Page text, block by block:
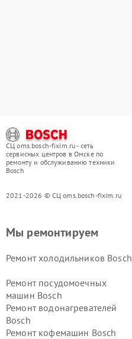
СЦ oms.bosch-fixim.ru - сеть
сервисных центров в Омске по
ремонту и обслуживанию техники
Bosch
2021-2026 © СЦ oms.bosch-fixim.ru
Мы ремонтируем
Ремонт холодильников Bosch
Ремонт посудомоечных
машин Bosch
Ремонт водонагревателей
Bosch
Ремонт кофемашин Bosch